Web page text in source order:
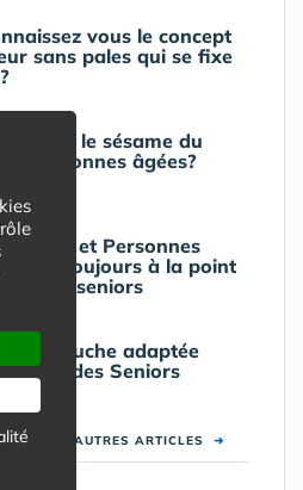
vous le concept
sans pales qui se fixe
le sésame du
personnes âgées?
Design et Personnes
toujours à la point
les seniors
de douche adaptée
bain des Seniors
VOIR LES AUTRES ARTICLES ➜